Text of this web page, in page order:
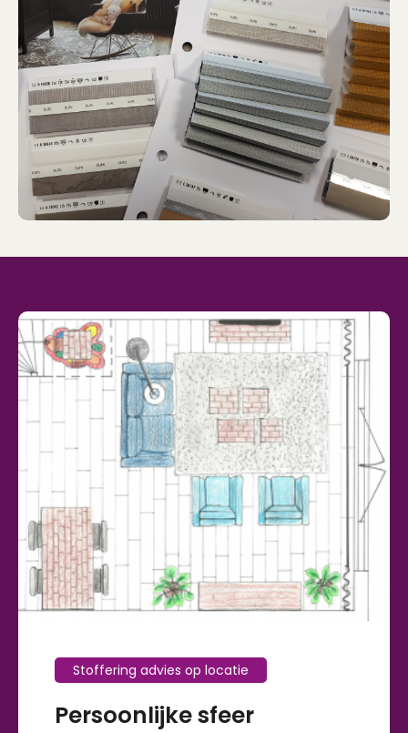
Stoffering advies op locatie
Persoonlijke sfeer